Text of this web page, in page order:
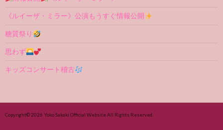
《ルイーザ・ミラー》公演もうすぐ情報公開
糖質祭り
思わず
キッズコンサート稽古
Copyright© 2026 Yoko Sakaki Official WebsiteAll Rights Reserved.